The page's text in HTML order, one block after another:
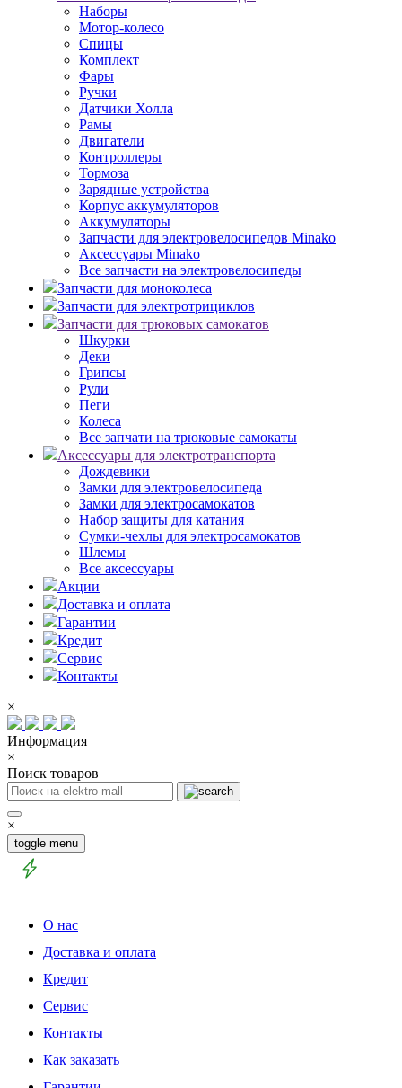
Наборы
Мотор-колесо
Спицы
Комплект
Фары
Ручки
Датчики Холла
Рамы
Двигатели
Контроллеры
Тормоза
Зарядные устройства
Корпус аккумуляторов
Аккумуляторы
Запчасти для электровелосипедов Minako
Аксессуары Minako
Все запчасти на электровелосипеды
Запчасти для моноколеса
Запчасти для электротрициклов
Запчасти для трюковых самокатов
Шкурки
Деки
Грипсы
Рули
Пеги
Колеса
Все запчати на трюковые самокаты
Аксессуары для электротранспорта
Дождевики
Замки для электровелосипеда
Замки для электросамокатов
Набор защиты для катания
Сумки-чехлы для электросамокатов
Шлемы
Все аксессуары
Акции
Доставка и оплата
Гарантии
Кредит
Сервис
Контакты
×
Информация
×
Поиск товаров
×
toggle menu
О нас
Доставка и оплата
Кредит
Сервис
Контакты
Как заказать